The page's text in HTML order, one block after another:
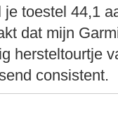
je toestel 44,1
dat mijn
hersteltourtje
consistent.